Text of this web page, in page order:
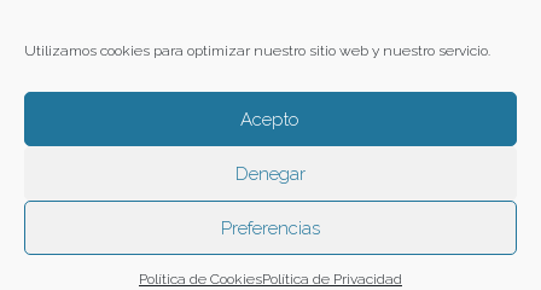
Utilizamos cookies para optimizar nuestro sitio web y nuestro servicio.
Acepto
Denegar
Preferencias
Política de CookiesPolítica de Privacidad